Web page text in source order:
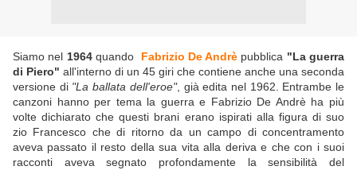
Siamo nel 1964quando Fabrizio De Andrè pubblica "La guerra
di Piero" all'interno di un 45 giri che contiene anche una seconda
versione di "La ballata dell'eroe", già edita nel 1962. Entrambe le
canzoni hanno per tema la guerra e Fabrizio De Andrè ha più
volte dichiarato che questi brani erano ispirati alla figura di suo
zio Francesco che di ritorno da un campo di concentramento
aveva passato il resto della sua vita alla deriva e che con i suoi
racconti aveva segnato profondamente la sensibilità del